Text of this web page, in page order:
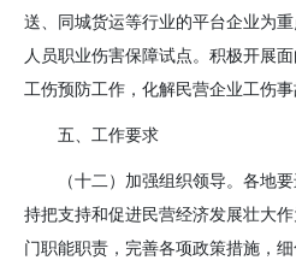
送、同城货运等行业的平台企业为
人员职业伤害保障试点。积极开展
工伤预防工作，化解民营企业工伤事
五、工作要求
（十二）加强组织领导。 各地
持把支持和促进民营经济发展壮大
门职能职责，完善各项政策措施，